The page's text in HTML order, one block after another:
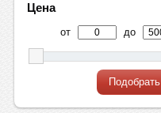
Цена
от до
Подобрать